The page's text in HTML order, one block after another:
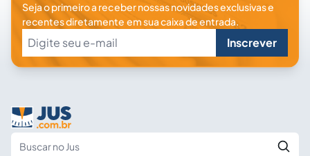
Seja o primeiro a receber nossas novidades exclusivas e
recentes diretamente em sua caixa de entrada.
Inscrever